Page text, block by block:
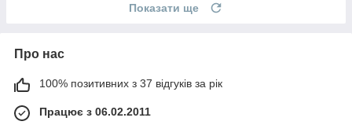
Показати ще
Про нас
100% позитивних з 37 відгуків за рік
Працює з 06.02.2011